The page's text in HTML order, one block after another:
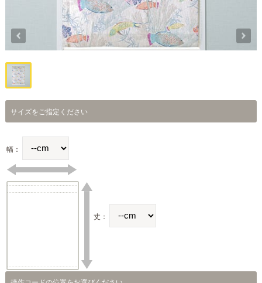
サイズをご指定ください
幅：
丈：